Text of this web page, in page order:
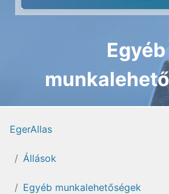
Egyéb
EgerAllas
Állások
Egyéb munkalehetőségek